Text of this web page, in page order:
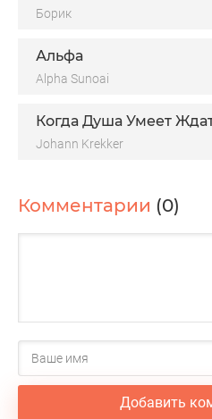
Борик
Альфа
Alpha Sunoai
Когда Душа Умеет
Johann Krekker
Комментарии (0)
Добавить